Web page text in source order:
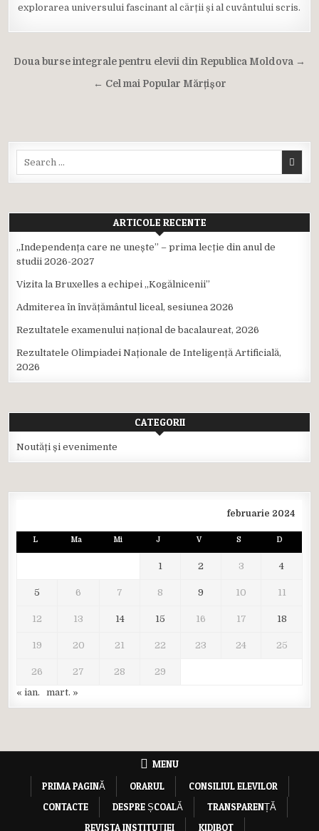
explorarea universului fascinant al cărții și al cuvântului scris.
Navigare
Doua burse integrale pentru elevii din Republica Moldova →
← Cel mai Popular Mărțișor
ARTICOLE RECENTE
,,Independența care ne unește” – prima lecție din anul de
studii 2026-2027
Vizita la Bruxelles a echipei ,,Kogălnicenii”
Admiterea în învățământul liceal, sesiunea 2026
Rezultatele examenului național de bacalaureat, 2026
Rezultatele Olimpiadei Naționale de Inteligență Artificială,
2026
CATEGORII
Noutăți și evenimente
februarie 2024
L Ma Mi J V S D
1 2 3 4
5 6 7 8 9 10 11
12 13 14 15 16 17 18
19 20 21 22 23 24 25
26 27 28
29
« ian.
mart. »
MENU
PRIMA PAGINĂ
ORARUL
CONSILIUL ELEVILOR
CONTACTE
DESPRE ȘCOALĂ
TRANSPARENȚĂ
REVISTA INSTITUȚIEI
KIDIBOT